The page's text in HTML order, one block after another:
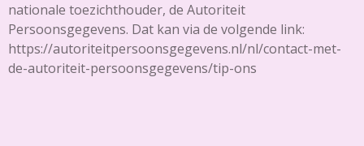
nationale toezichthouder, de Autoriteit
Persoonsgegevens. Dat kan via de volgende link:
https://autoriteitpersoonsgegevens.nl/nl/contact-met-
de-autoriteit-persoonsgegevens/tip-ons